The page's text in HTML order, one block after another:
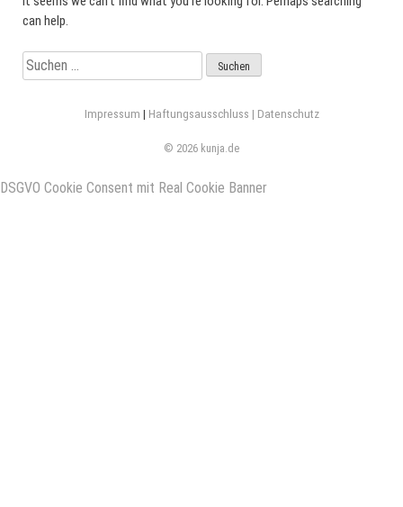
can help.
Suchen
nach:
Impressum | Haftungsausschluss | Datenschutz
© 2026 kunja.de
DSGVO Cookie Consent mit Real Cookie Banner